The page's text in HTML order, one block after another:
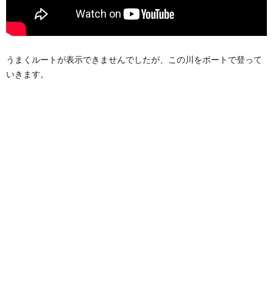
うまくルートが表示できませんでしたが、この川をボートで登って
いきます。